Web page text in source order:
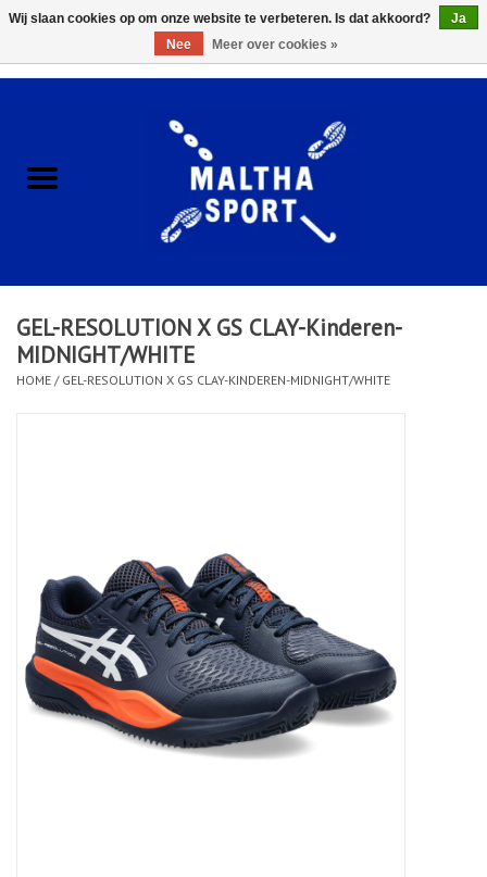
ACCESSOIRES/HARDWARE
KLEDING
CLUBSHOPS
Merken
GEL-RESOLUTION X GS CLAY-Kinderen-
MIDNIGHT/WHITE
HOME / GEL-RESOLUTION X GS CLAY-KINDEREN-MIDNIGHT/WHITE
Wij slaan cookies op om onze website te verbeteren. Is dat akkoord?
Ja
Nee
Meer over cookies »